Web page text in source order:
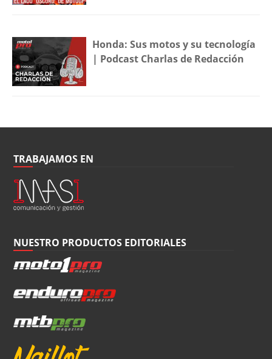
Honda: Sus motos y su tecnología
| Podcast Charlas de Redacción
TRABAJAMOS EN
NUESTRO PRODUCTOS EDITORIALES